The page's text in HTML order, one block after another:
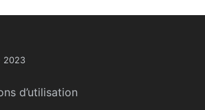
2023
d’utilisation